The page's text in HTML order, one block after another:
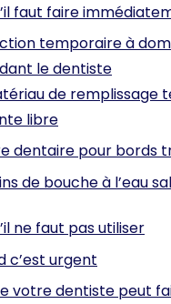
faut faire
temporaire à
le dentiste
de remplissage
libre
dentaire pour bords
de bouche à l’eau
ne faut pas utiliser
c’est urgent
votre dentiste peut